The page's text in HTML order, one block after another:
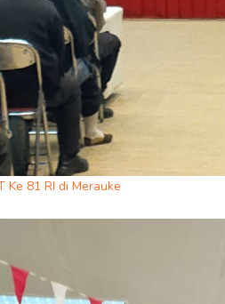
Ke 81 RI di Merauke